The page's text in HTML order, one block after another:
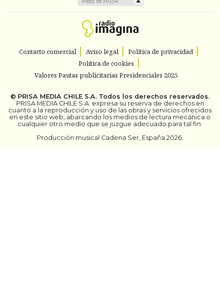
Contacto comercial Aviso legal
Política de privacidad
Política de cookies
Valores Pautas publicitarias Presidenciales 2025
© PRISA MEDIA CHILE S.A. Todos los derechos reservados.
PRISA MEDIA CHILE S.A. expresa su reserva de derechos en
cuanto a la reproducción y uso de las obras y servicios ofrecidos
en este sitio web, abarcando los medios de lectura mecánica o
cualquier otro medio que se juzgue adecuado para tal fin.
Producción musical Cadena Ser, España 2026.